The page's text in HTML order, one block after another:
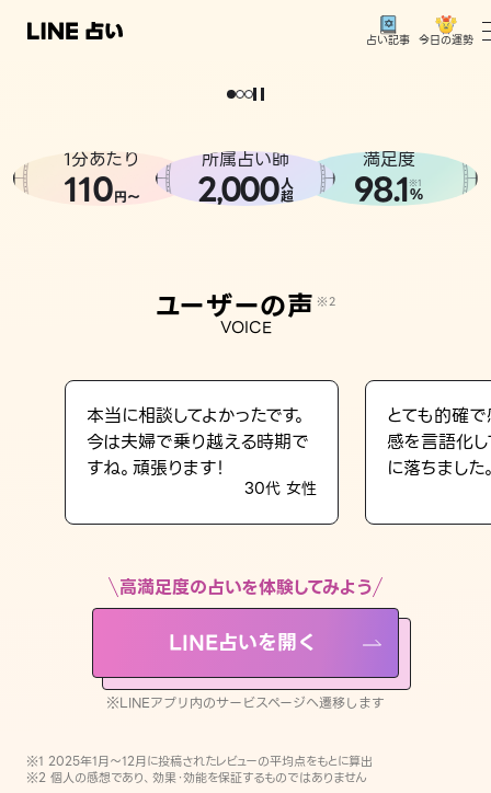
占い記事 今日の運勢
相談事例
LINE占いを開く
※LINEアプリ内のサービスページへ遷移します
どうせなら
。
1分あたり
110円〜
所属占い師
2,000人
超
満足度
98.1※1
%
ユーザーの声 ※2
VOICE
本当に相談してよかったです。
今は夫婦で乗り越える時期で
すね。頑張ります！
30代 女性
とても的確
感を言語化
に落ちました
高満足度の占いを体験してみよう
LINE占いを開く
※LINEアプリ内のサービスページへ遷移します
※1 2025年1月〜12月に投稿されたレビューの平均点をもとに算出
※2 個人の感想であり、効果・効能を保証するものではありません